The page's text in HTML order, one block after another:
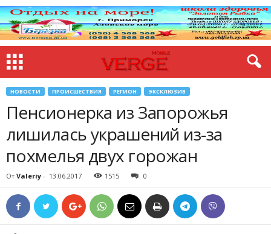
НОВОСТИ ПРОИСШЕСТВИЯ РЕГИОН ЭКСКЛЮЗИВ
Пенсионерка из Запорожья
лишилась украшений из-за
похмелья двух горожан
От Valeriy - 13.06.2017 1515 0